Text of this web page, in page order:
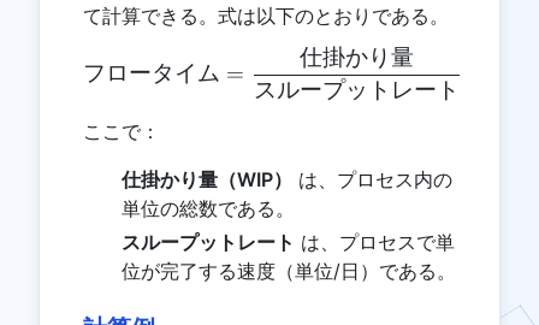
て計算できる。式は以下のとおりである。
\text{フロータイム} =
フロータイム =
スループットレート
仕掛かり量
ここで：
仕掛かり量（WIP）
は、プロセス内の
単位の総数である。
スループットレート は、プロセスで単
位が完了する速度（単位/日）である。